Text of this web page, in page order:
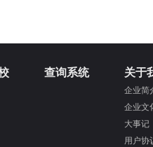
查询系统 关于
企业简
企业文
大事记
用户协